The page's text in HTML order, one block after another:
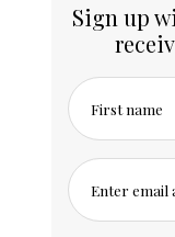
Sign up
First name
Enter email